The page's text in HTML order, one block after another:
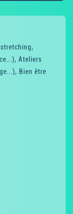
Ateliers
Bien être